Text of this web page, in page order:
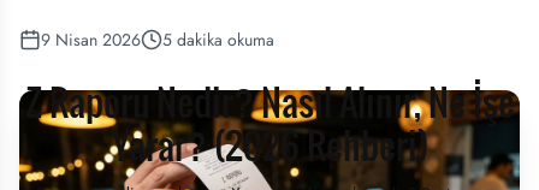
Z Raporu Nedir? Nasıl Alınır, Ne İşe
Yarar? (2026 Rehberi)
9 Nisan 2026 5 dakika okuma